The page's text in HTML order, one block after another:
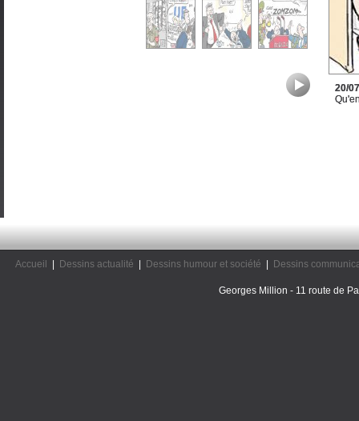
20/
Accueil Dessins actualité Dessins humour et société Dessins
Georges Million - 11 route de